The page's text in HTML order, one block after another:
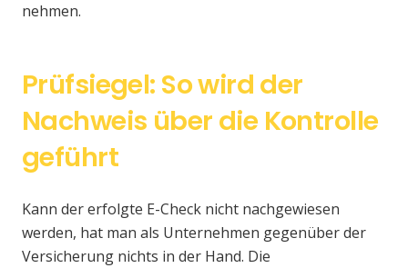
nehmen.
Prüfsiegel: So wird der
Nachweis über die Kontrolle
geführt
Kann der erfolgte E-Check nicht nachgewiesen
werden, hat man als Unternehmen gegenüber der
Versicherung nichts in der Hand. Die